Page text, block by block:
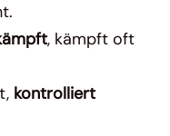
, kämpft oft
kontrolliert